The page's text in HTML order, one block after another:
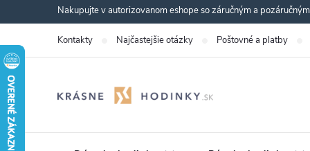
na
obsah
Nakupujte v autorizovanom eshope so záručným a
Kontakty Najčastejšie otázky Poštovné a platby